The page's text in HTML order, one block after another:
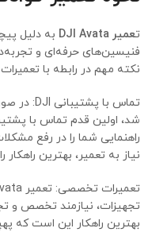
تعمیر DJI Avata
به دلیل
فنیسین‌های حرفه‌ای و
نکته مهم در رابطه با تعمیرات DJI Avatar اشاره می‌کنیم:
راهنمایی شما را در رفع
نیاز به تعمیر، بهترین راهکار
تجهیزات، نیازمند تخصص و
بهترین راهکار این است که